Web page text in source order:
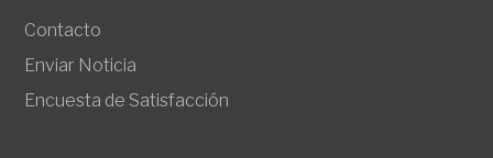
Contacto
Enviar Noticia
Encuesta de Satisfacción